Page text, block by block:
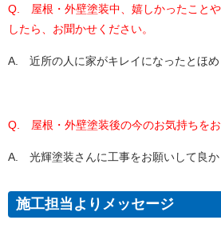
Q. 屋根・外壁塗装中、嬉しかったこと
したら、お聞かせください。
A. 近所の人に家がキレイになったとほめ
Q. 屋根・外壁塗装後の今のお気持ちをお
A. 光輝塗装さんに工事をお願いして良か
施工担当よりメッセージ